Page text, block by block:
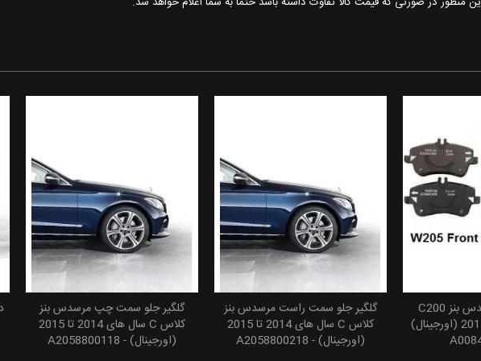
افزودن به سبد خرید
گلگیر جلو سمت چپ مرسدس بنز
کلاس C سال های 2014 تا 2015
(اورجینال) - A2058800118
افزودن به سبد خرید
گلگیر جلو سمت راست مرسدس بنز
کلاس C سال های 2014 تا 2015
(اورجینال) - A2058800218
سبد خریدلنت ترمز جلو مرسدس بنز C200
سال های 2014 تا 2015 (اورجینال)